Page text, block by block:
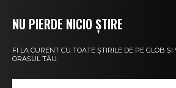
NU PIERDE NICIO ȘTIRE
FI LA CURENT CU TOATE ȘTIRILE DE PE GLOB
ORAȘUL TĂU.